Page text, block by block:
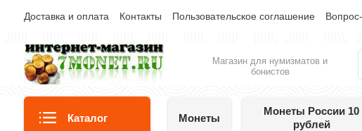
Доставка и оплата Контакты Пользовательское соглашение
Магазин для нумизматов и
бонистов
Каталог Монеты
Монеты России 10
рублей